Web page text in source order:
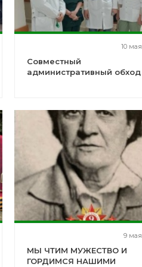
10
Совместный
административный обход
9
МЫ ЧТИМ МУЖЕСТВО И
ГОРДИМСЯ НАШИМИ